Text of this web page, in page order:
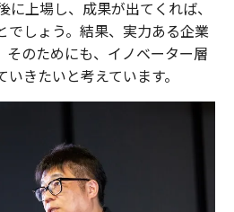
上場し、成果が出てくれば、
でしょう。結果、実力ある企業
そのためにも、イノベーター層
きたいと考えています。